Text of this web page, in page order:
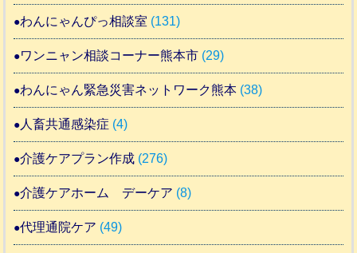
わんにゃんぴっ相談室 (131)
ワンニャン相談コーナー熊本市 (29)
わんにゃん緊急災害ネットワーク熊本 (38)
人畜共通感染症 (4)
介護ケアプラン作成 (276)
介護ケアホーム デーケア (8)
代理通院ケア (49)